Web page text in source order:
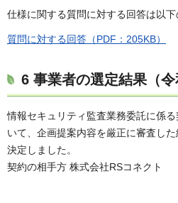
仕様に関する質問に対する回答は以下
質問に対する回答（PDF：205KB）
6 事業者の選定結果（令
情報セキュリティ監査業務委託に係
いて、企画提案内容を厳正に審査し
決定しました。
契約の相手方 株式会社RSコネクト